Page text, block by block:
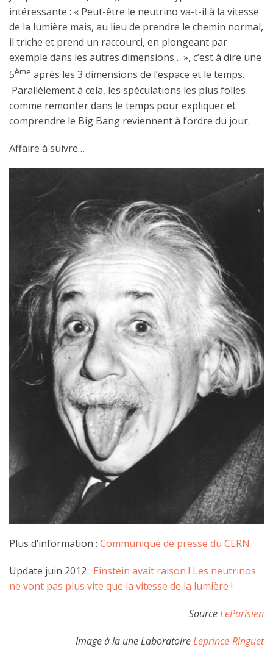
intéressante : « Peut-être le neutrino va-t-il à la vitesse
de la lumière mais, au lieu de prendre le chemin normal,
il triche et prend un raccourci, en plongeant par
exemple dans les autres dimensions… », c’est à dire une
5ème après les 3 dimensions de l’espace et le temps.
Parallèlement à cela, les spéculations les plus folles
comme remonter dans le temps pour expliquer et
comprendre le Big Bang reviennent à l’ordre du jour.
Affaire à suivre…
Plus d’information : Communiqué de presse du CERN
Update juin 2012 : Einstein avait raison ! Les neutrinos
ne vont pas plus vite que la vitesse de la lumière !
SourceLeParisien
Image à la une LaboratoireLeprince-Ringuet